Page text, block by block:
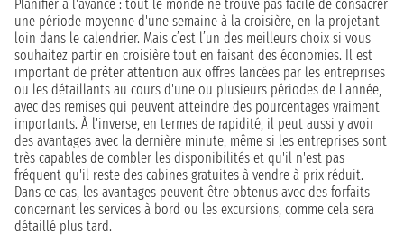
Planifier à l'avance : tout le monde ne trouve pas facile de consacrer
une période moyenne d'une semaine à la croisière, en la projetant
loin dans le calendrier. Mais c’est l’un des meilleurs choix si vous
souhaitez partir en croisière tout en faisant des économies. Il est
important de prêter attention aux offres lancées par les entreprises
ou les détaillants au cours d'une ou plusieurs périodes de l'année,
avec des remises qui peuvent atteindre des pourcentages vraiment
importants. À l'inverse, en termes de rapidité, il peut aussi y avoir
des avantages avec la dernière minute, même si les entreprises sont
très capables de combler les disponibilités et qu'il n'est pas
fréquent qu'il reste des cabines gratuites à vendre à prix réduit.
Dans ce cas, les avantages peuvent être obtenus avec des forfaits
concernant les services à bord ou les excursions, comme cela sera
détaillé plus tard.